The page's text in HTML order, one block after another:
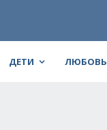
ДЕТИ ЛЮБОВЬ